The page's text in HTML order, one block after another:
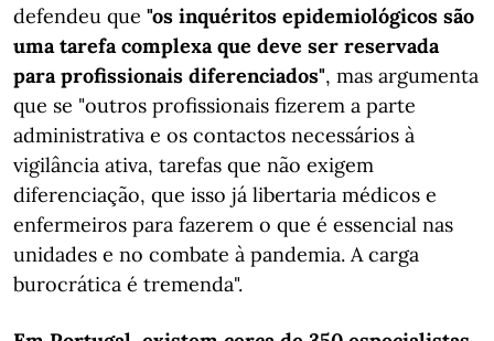
defendeu que "os inquéritos epidemiológicos são
uma tarefa complexa que deve ser reservada
para profissionais diferenciados", mas argumenta
que se "outros profissionais fizerem a parte
administrativa e os contactos necessários à
vigilância ativa, tarefas que não exigem
diferenciação, que isso já libertaria médicos e
enfermeiros para fazerem o que é essencial nas
unidades e no combate à pandemia. A carga
burocrática é tremenda".